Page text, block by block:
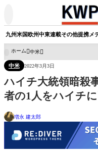
九州米国欧州中東連載その他提携メ
ホーム 中米
中米 2022年3月3日
ハイチ大統領暗殺
者の1人をハイチ
増永 建太郎